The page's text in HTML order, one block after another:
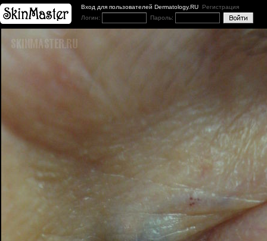
Вход для пользователей Dermatology.RU Регистрация
Логин:
Пароль: